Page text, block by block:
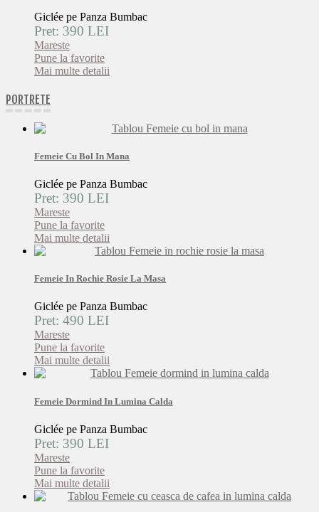
Giclée pe Panza Bumbac
Pret: 390 LEI
Mareste
Pune la favorite
Mai multe detalii
PORTRETE
Femeie Cu Bol In Mana
Giclée pe Panza Bumbac
Pret: 390 LEI
Mareste
Pune la favorite
Mai multe detalii
Femeie In Rochie Rosie La Masa
Giclée pe Panza Bumbac
Pret: 490 LEI
Mareste
Pune la favorite
Mai multe detalii
Femeie Dormind In Lumina Calda
Giclée pe Panza Bumbac
Pret: 390 LEI
Mareste
Pune la favorite
Mai multe detalii